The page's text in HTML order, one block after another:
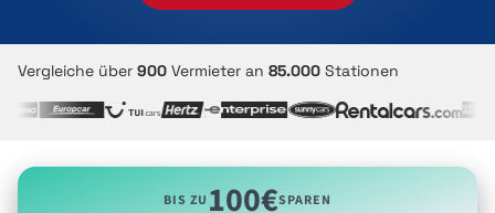
Vergleiche über 900 Vermieter an 85.000 Stationen
BIS ZU100€SPAREN